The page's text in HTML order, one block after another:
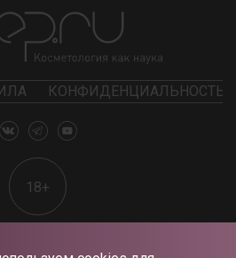
КОНФИДЕНЦИАЛЬНОСТЬ
18+